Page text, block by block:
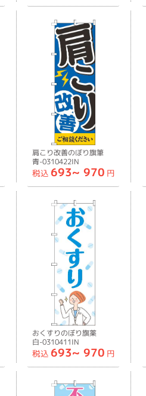
肩こり改善のぼり旗筆
青-0310422IN
税込 693~ 970 円
おくすりのぼり旗薬
白-0310411IN
税込 693~ 970 円